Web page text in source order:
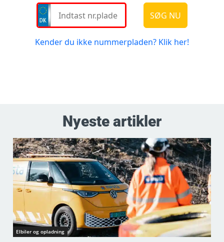
Nyeste artikler
Elbiler og opladning